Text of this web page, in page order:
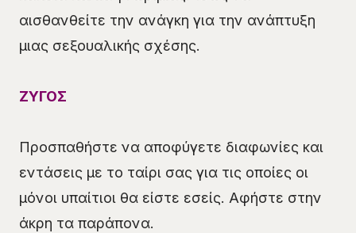
αισθανθείτε την ανάγκη για την ανάπτυξη
μιας σεξουαλικής σχέσης.
ΖΥΓΟΣ
Προσπαθήστε να αποφύγετε διαφωνίες και
εντάσεις με το ταίρι σας για τις οποίες οι
μόνοι υπαίτιοι θα είστε εσείς. Αφήστε στην
άκρη τα παράπονα.